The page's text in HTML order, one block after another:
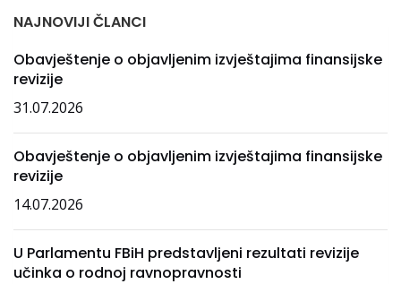
NAJNOVIJI ČLANCI
Obavještenje o objavljenim izvještajima finansijske
revizije
31.07.2026
Obavještenje o objavljenim izvještajima finansijske
revizije
14.07.2026
U Parlamentu FBiH predstavljeni rezultati revizije
učinka o rodnoj ravnopravnosti